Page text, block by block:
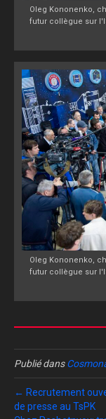
Oleg Kononenko,
futur collègue sur
Oleg Kononenko,
futur collègue sur
Publié dans
← Recrutement
de presse au TsPK